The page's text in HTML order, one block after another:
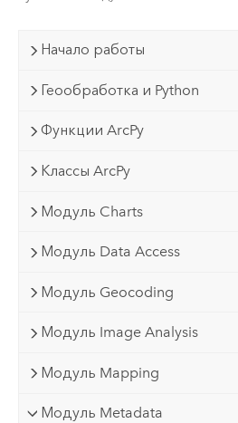
Начало работы
Геообработка и Python
Функции ArcPy
Классы ArcPy
Модуль Charts
Модуль Data Access
Модуль Geocoding
Модуль Image Analysis
Модуль Mapping
Модуль Metadata